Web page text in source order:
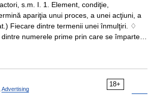
s.m. I. 1. Element, condiţie,
apariţia unui proces, a unei acţiuni, a
Fiecare dintre termenii unei înmulţiri. ♢
numerele prime prin care se împarte…
18+
Advertising